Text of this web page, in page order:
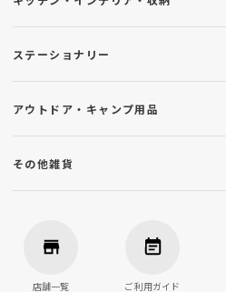
ステーショナリー
アウトドア・キャンプ用品
その他雑貨
店舗一覧 ご利用ガイド